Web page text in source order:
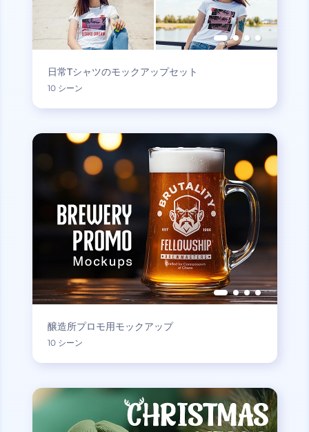
日常Tシャツのモックアップセット
10 シーン
醸造所プロモ用モックアップ
10 シーン